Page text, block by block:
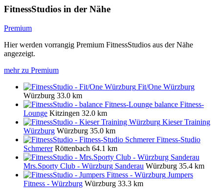
FitnessStudios in der Nähe
Premium
Hier werden vorrangig Premium FitnessStudios aus der Nähe
angezeigt.
mehr zu Premium
Fit/One Würzburg
Würzburg 33.0 km
balance Fitness-
Lounge Kitzingen 32.0 km
Kieser Training
Würzburg Würzburg 35.0 km
Fitness-Studio
Schmerer Röttenbach 64.1 km
Mrs.Sporty Club - Würzburg Sanderau Würzburg 35.4 km
Jumpers
Fitness - Würzburg Würzburg 33.3 km